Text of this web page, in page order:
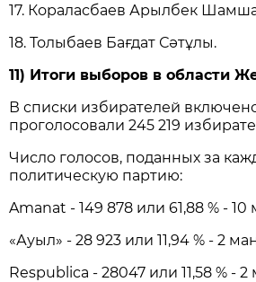
17. Кораласбаев Арылбек
18. Толыбаев Бағдат Сәтұлы.
11) Итоги выборов в области
В списки избирателей
проголосовали 245 219
Число голосов, поданных за
политическую партию:
Amanat - 149 878 или 61,88 % - 10
«Ауыл» - 28 923 или 11,94 % - 2
Respublica - 28047 или 11,58 % - 2